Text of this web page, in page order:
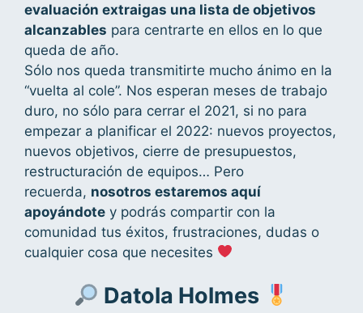
evaluación extraigas una lista de objetivos
alcanzables para centrarte en ellos en lo que
queda de año.
Sólo nos queda transmitirte mucho ánimo en la
“vuelta al cole”. Nos esperan meses de trabajo
duro, no sólo para cerrar el 2021, si no para
empezar a planificar el 2022: nuevos proyectos,
nuevos objetivos, cierre de presupuestos,
restructuración de equipos… Pero
recuerda, nosotros estaremos aquí
apoyándote y podrás compartir con la
comunidad tus éxitos, frustraciones, dudas o
cualquier cosa que necesites
Datola Holmes